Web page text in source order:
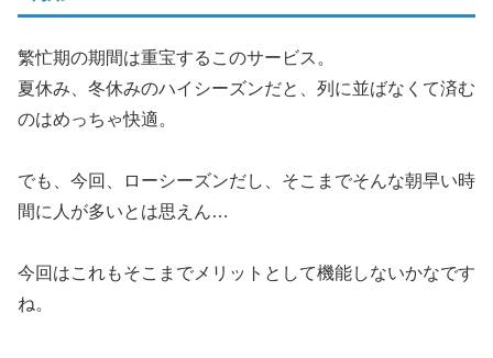
繁忙期の期間は重宝するこのサービス。
夏休み、冬休みのハイシーズンだと、列に並ばなくて済む
のはめっちゃ快適。
でも、今回、ローシーズンだし、そこまでそんな朝早い時
間に人が多いとは思えん…
今回はこれもそこまでメリットとして機能しないかなです
ね。